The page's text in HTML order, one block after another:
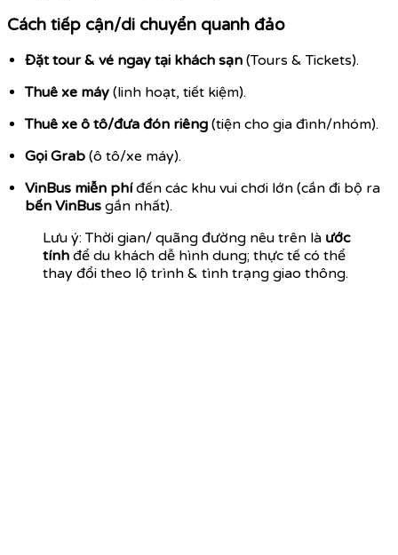
Cách tiếp cận/di chuyển quanh đảo
Đặt tour & vé ngay tại khách sạn (Tours & Tickets).
Thuê xe máy (linh hoạt, tiết kiệm).
Thuê xe ô tô/đưa đón riêng (tiện cho gia đình/nhóm).
Gọi Grab (ô tô/xe máy).
VinBus miễn phíđến các khu vui chơi lớn (cần đi bộ ra
bến VinBus gần nhất).
Lưu ý: Thời gian/ quãng đường nêu trên là ước
tính để du khách dễ hình dung; thực tế có thể
thay đổi theo lộ trình & tình trạng giao thông.